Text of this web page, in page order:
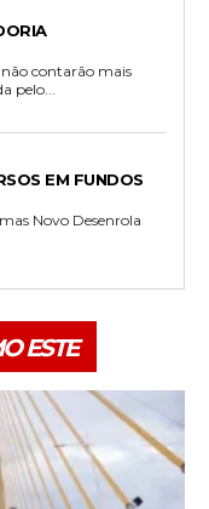
contarão mais
pelo...
EM FUNDOS
Novo Desenrola
ESTE